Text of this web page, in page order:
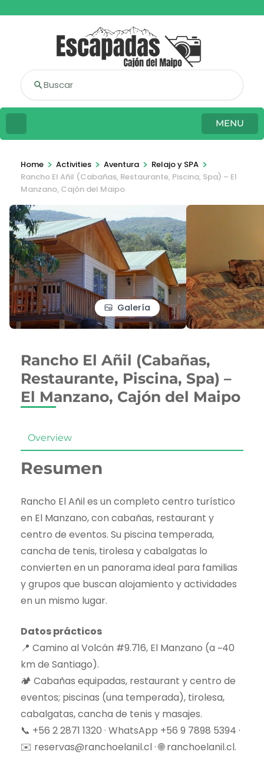
Buscar
MENU
Home > Activities > Aventura > Relajo y SPA >
Rancho El Añil (Cabañas, Restaurante, Piscina, Spa) – El
Manzano, Cajón del Maipo
Galería
Rancho El Añil (Cabañas,
Restaurante, Piscina, Spa) –
El Manzano, Cajón del Maipo
Overview
Resumen
Rancho El Añil es un completo centro turístico
en El Manzano, con cabañas, restaurant y
centro de eventos. Su piscina temperada,
cancha de tenis, tirolesa y cabalgatas lo
convierten en un panorama ideal para familias
y grupos que buscan alojamiento y actividades
en un mismo lugar.
Datos prácticos
📍 Camino al Volcán #9.716, El Manzano (a ~40
km de Santiago).
🏕️ Cabañas equipadas, restaurant y centro de
eventos; piscinas (una temperada), tirolesa,
cabalgatas, cancha de tenis y masajes.
📞 +56 2 2871 1320 · WhatsApp +56 9 7898 5394 ·
✉️ reservas@ranchoelanil.cl · 🌐 ranchoelanil.cl.